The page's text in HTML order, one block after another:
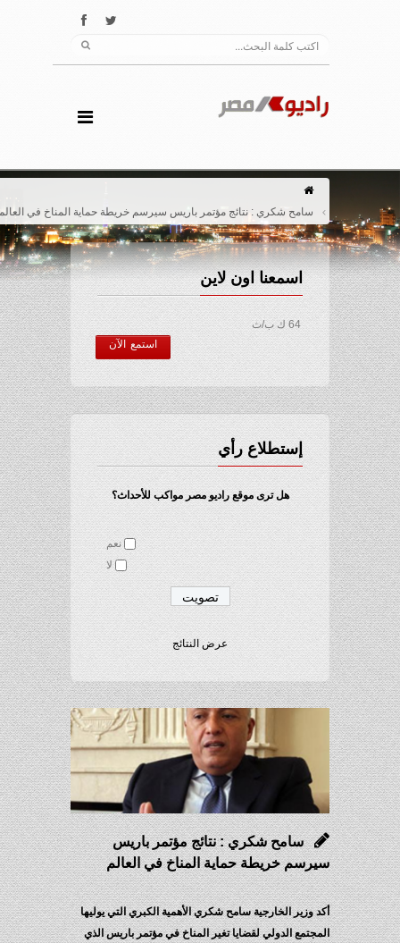
سامح شكري : نتائج مؤتمر باريس سيرسم خريطة حماية المناخ في العالم
اسمعنا اون لاين
64 ك ب/ث
استمع الآن
إستطلاع رأي
هل ترى موقع راديو مصر مواكب للأحداث؟
نعم
لا
عرض النتائج
سامح شكري : نتائج مؤتمر باريس
سيرسم خريطة حماية المناخ في العالم
أكد وزير الخارجية سامح شكري الأهمية الكبري التي يوليها
المجتمع الدولي لقضايا تغير المناخ في مؤتمر باريس الذي